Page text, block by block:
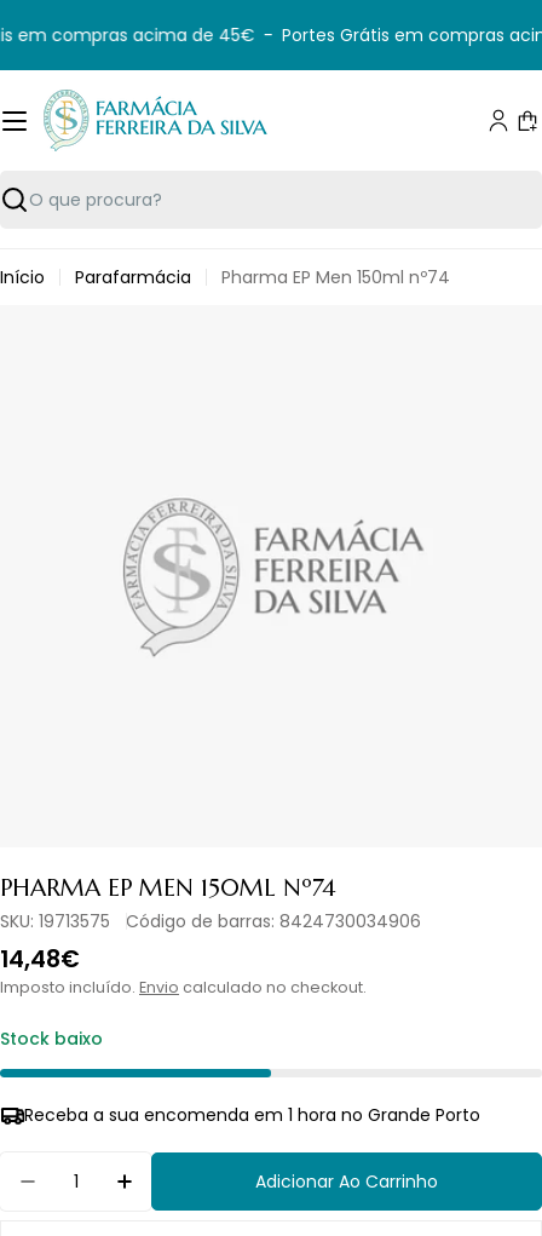
para
o
conteúdo
em compras acima de 45€ - Portes Grátis em compras
Pesquisar
Início Parafarmácia
Pharma EP Men 150ml nº74
Abrir media em modal
PHARMA EP MEN 150ML Nº74
SKU: 19713575 Código de barras: 8424730034906
Preço
normal
14,48€
Imposto incluído. Envio calculado no checkout.
Stock baixo
Receba a sua encomenda em 1 hora no Grande Porto
Diminuir Quantidade Para Pharma EP Men
Aumentar Quantidade Para Pharma EP
Adicionar Ao Carrinho